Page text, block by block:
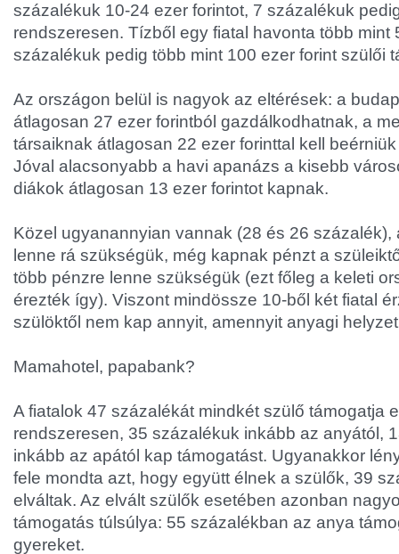
százalékuk 10-24 ezer forintot, 7 százalékuk
rendszeresen. Tízből egy fiatal havonta több mint
százalékuk pedig több mint 100 ezer forint szülői
Az országon belül is nagyok az eltérések: a
átlagosan 27 ezer forintból gazdálkodhatnak, a
társaiknak átlagosan 22 ezer forinttal kell
Jóval alacsonyabb a havi apanázs a kisebb
diákok átlagosan 13 ezer forintot kapnak.
Közel ugyanannyian vannak (28 és 26 százalék),
lenne rá szükségük, még kapnak pénzt a
több pénzre lenne szükségük (ezt főleg a keleti
érezték így). Viszont mindössze 10-ből két fiatal
szülöktől nem kap annyit, amennyit anyagi
Mamahotel, papabank?
A fiatalok 47 százalékát mindkét szülő támogatja
rendszeresen, 35 százalékuk inkább az anyától,
inkább az apától kap támogatást. Ugyanakkor
fele mondta azt, hogy együtt élnek a szülők, 39
elváltak. Az elvált szülők esetében azonban
támogatás túlsúlya: 55 százalékban az anya
gyereket.